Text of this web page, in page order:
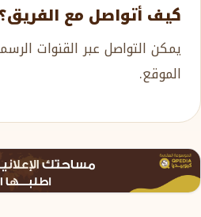
كيف أتواصل مع الفريق؟
يمكن التواصل عبر القنوات
الموقع.